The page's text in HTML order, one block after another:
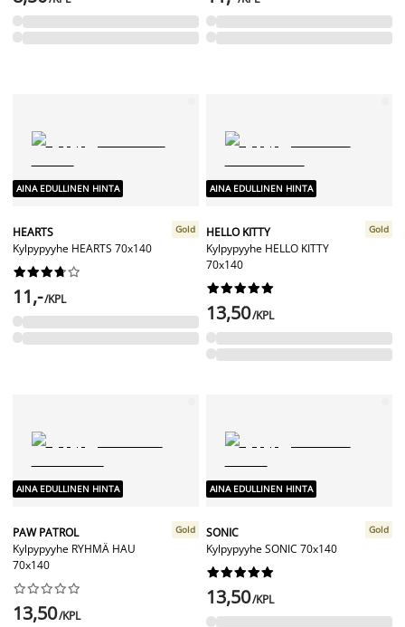
AINA EDULLINEN HINTA
HEARTS
Kylpypyyhe HEARTS 70x140
Gold






11,-/KPL
AINA EDULLINEN HINTA
HELLO KITTY
Kylpypyyhe HELLO KITTY
70x140
Gold






13,50/KPL
AINA EDULLINEN HINTA
PAW PATROL
Kylpypyyhe RYHMÄ HAU
70x140
Gold






13,50/KPL
AINA EDULLINEN HINTA
SONIC
Kylpypyyhe SONIC 70x140
Gold






13,50/KPL